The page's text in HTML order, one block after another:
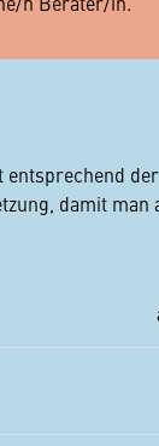
damit man